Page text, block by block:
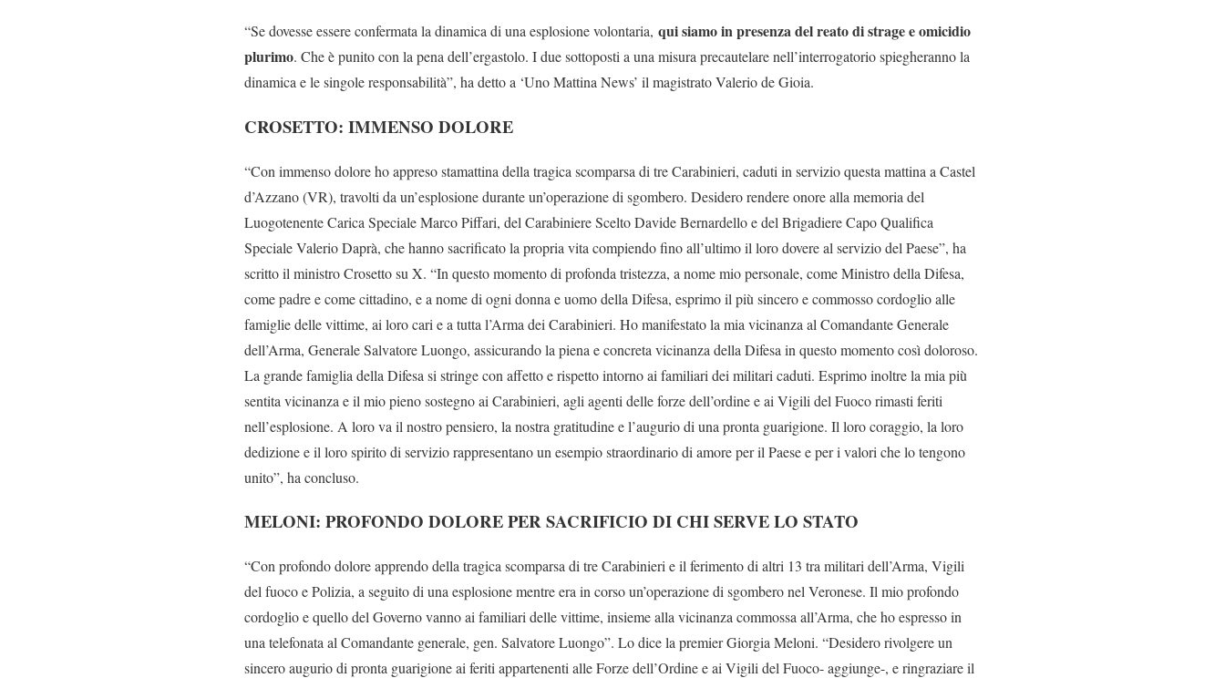
“Se dovesse essere confermata la dinamica di una esplosione volontaria, qui siamo in presenza del reato di strage e omicidio
plurimo. Che è punito con la pena dell’ergastolo. I due sottoposti a una misura precautelare nell’interrogatorio spiegheranno la
dinamica e le singole responsabilità”, ha detto a ‘Uno Mattina News’ il magistrato Valerio de Gioia.
CROSETTO: IMMENSO DOLORE
“Con immenso dolore ho appreso stamattina della tragica scomparsa di tre Carabinieri, caduti in servizio questa mattina a Castel
d’Azzano (VR), travolti da un’esplosione durante un’operazione di sgombero. Desidero rendere onore alla memoria del
Luogotenente Carica Speciale Marco Piffari, del Carabiniere Scelto Davide Bernardello e del Brigadiere Capo Qualifica
Speciale Valerio Daprà, che hanno sacrificato la propria vita compiendo fino all’ultimo il loro dovere al servizio del Paese”, ha
scritto il ministro Crosetto su X. “In questo momento di profonda tristezza, a nome mio personale, come Ministro della Difesa,
come padre e come cittadino, e a nome di ogni donna e uomo della Difesa, esprimo il più sincero e commosso cordoglio alle
famiglie delle vittime, ai loro cari e a tutta l’Arma dei Carabinieri. Ho manifestato la mia vicinanza al Comandante Generale
dell’Arma, Generale Salvatore Luongo, assicurando la piena e concreta vicinanza della Difesa in questo momento così doloroso.
La grande famiglia della Difesa si stringe con affetto e rispetto intorno ai familiari dei militari caduti. Esprimo inoltre la mia più
sentita vicinanza e il mio pieno sostegno ai Carabinieri, agli agenti delle forze dell’ordine e ai Vigili del Fuoco rimasti feriti
nell’esplosione. A loro va il nostro pensiero, la nostra gratitudine e l’augurio di una pronta guarigione. Il loro coraggio, la loro
dedizione e il loro spirito di servizio rappresentano un esempio straordinario di amore per il Paese e per i valori che lo tengono
unito”, ha concluso.
MELONI: PROFONDO DOLORE PER SACRIFICIO DI CHI SERVE LO STATO
“Con profondo dolore apprendo della tragica scomparsa di tre Carabinieri e il ferimento di altri 13 tra militari dell’Arma, Vigili
del fuoco e Polizia, a seguito di una esplosione mentre era in corso un’operazione di sgombero nel Veronese. Il mio profondo
cordoglio e quello del Governo vanno ai familiari delle vittime, insieme alla vicinanza commossa all’Arma, che ho espresso in
una telefonata al Comandante generale, gen. Salvatore Luongo”. Lo dice la premier Giorgia Meloni. “Desidero rivolgere un
sincero augurio di pronta guarigione ai feriti appartenenti alle Forze dell’Ordine e ai Vigili del Fuoco- aggiunge-, e ringraziare il